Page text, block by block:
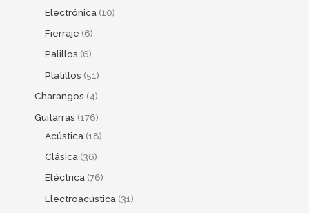
Electrónica 10
Fierraje 6
Palillos 6
Platillos 51
Charangos 4
Guitarras 176
Acústica 18
Clásica 36
Eléctrica 76
Electroacústica 31